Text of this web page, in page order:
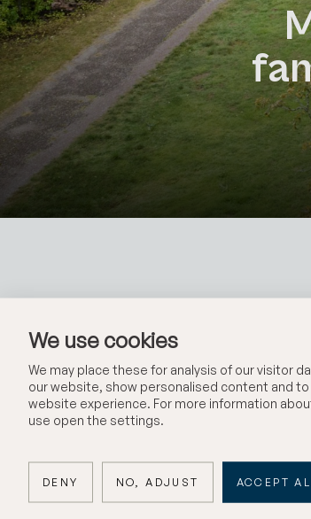
We use cookies
We may place these for analysis of our visitor
our website, show personalised content and to
website experience. For more information
use open the settings.
DENY NO, ADJUST ACCEPT